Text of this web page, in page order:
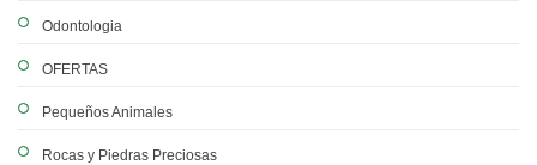
Odontologia
OFERTAS
Pequeños Animales
Rocas y Piedras Preciosas